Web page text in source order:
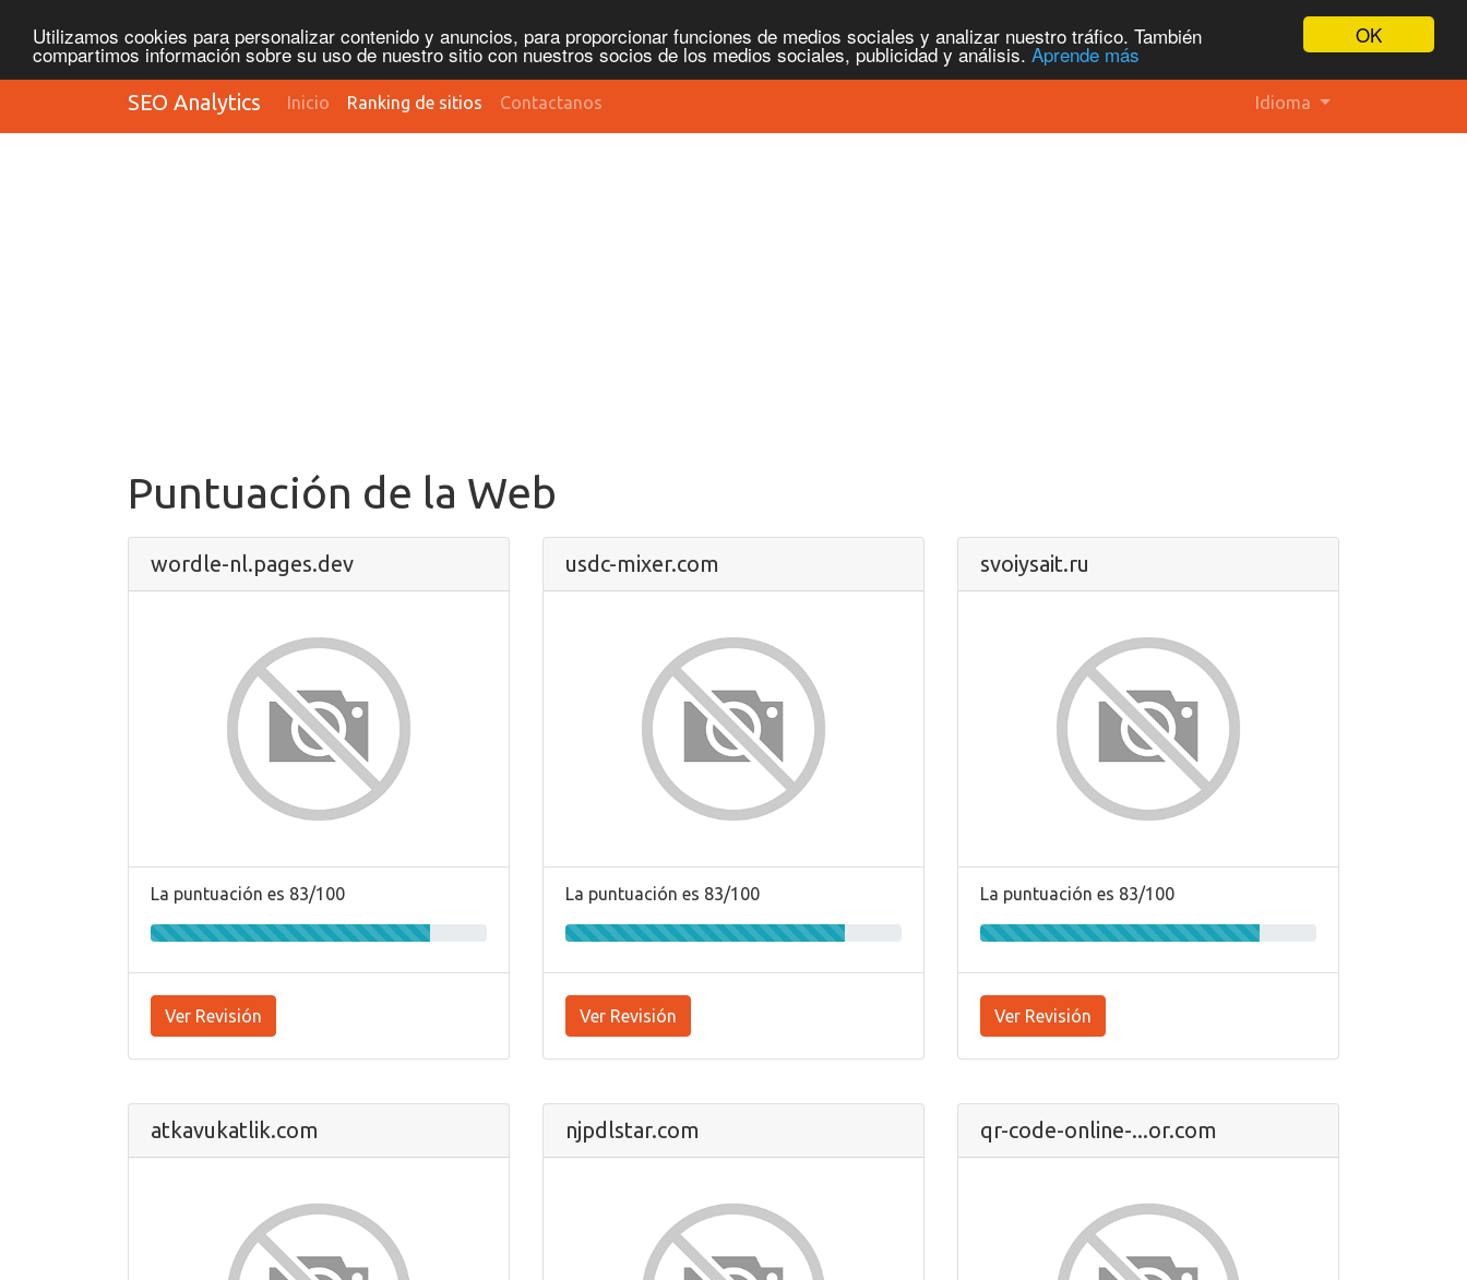
OK
Utilizamos cookies para personalizar contenido y anuncios, para proporcionar funciones de medios sociales y analizar nuestro tráfico. También
compartimos información sobre su uso de nuestro sitio con nuestros socios de los medios sociales, publicidad y análisis. Aprende más
SEO Analytics Inicio Ranking de sitios Contactanos Idioma
Puntuación de la Web
wordle-nl.pages.dev
La puntuación es 83/100
Ver Revisión
usdc-mixer.com
La puntuación es 83/100
Ver Revisión
svoiysait.ru
La puntuación es 83/100
Ver Revisión
atkavukatlik.com njpdlstar.com qr-code-online-...or.com